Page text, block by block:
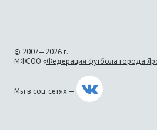
© 2007—2026 г.
МФСОО «Федерация футбола города
Мы в соц. сетях —